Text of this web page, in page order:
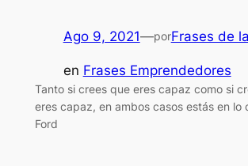
Ago 9, 2021—porFrases de
en Frases Emprendedores
Tanto si crees que eres capaz como si
eres capaz, en ambos casos estás en
Ford